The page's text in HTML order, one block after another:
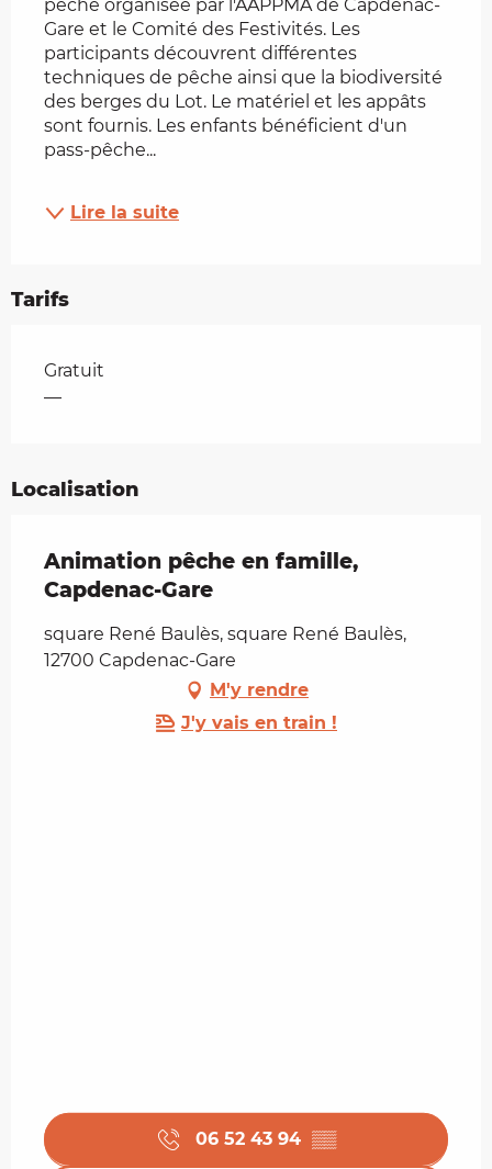
pêche organisée par l'AAPPMA de Capdenac-
Gare et le Comité des Festivités. Les
participants découvrent différentes
techniques de pêche ainsi que la biodiversité
des berges du Lot. Le matériel et les appâts
sont fournis. Les enfants bénéficient d'un
pass-pêche...
Lire la suite
Tarifs
Tarifs 2026
Gratuit
—
Localisation
Animation pêche en famille,
Capdenac-Gare
square René Baulès, square René Baulès,
12700 Capdenac-Gare
M'y rendre
J'y vais en train !
06 52 43 94 ▒▒